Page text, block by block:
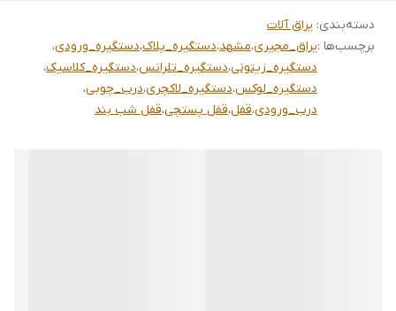
دسته‌بندی: یراق آلات
برچسب‌ها :یراق_مجیری،مشهد،دستگیره_پلاک،دستگیره_ورودی،
دستگیره_زیتونی،دستگیره_تلرانس،دستگیره_کلاسیک،
دستگیره_لوکس،دستگیره_لاکچری،درب_چوبی،
درب_ورودی،قفل،قفل پستچی،قفل شب بند